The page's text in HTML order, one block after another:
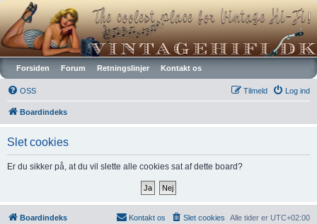
Vintagehifi.dk
Forsiden Forum Retningslinjer Kontakt os
OSS Log ind
Tilmeld
Boardindeks
Slet cookies
Er du sikker på, at du vil slette alle cookies sat af dette board?
Boardindeks Alle tider er UTC+02:00
Slet cookies
Kontakt os